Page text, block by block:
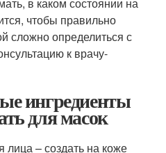
чтобы правильно
сложно определиться с
к врачу-
ингредиенты
для масок
– создать на коже